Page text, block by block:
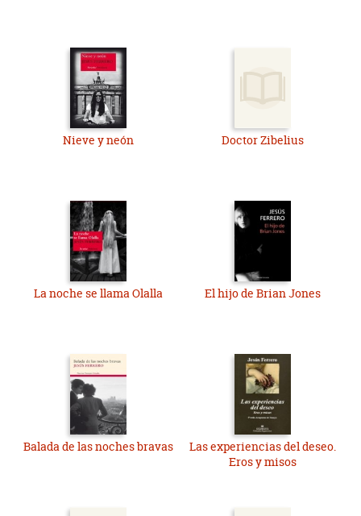
Nieve y neón Doctor Zibelius
La noche se llama Olalla El hijo de Brian Jones
Balada de las noches bravas
Las experiencias del deseo.
Eros y misos